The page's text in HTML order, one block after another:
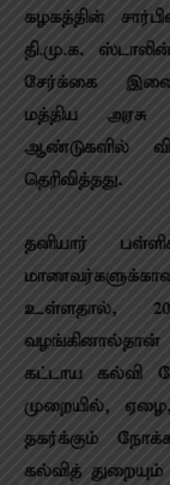
கழகத்தின்
தி.மு.க.
சேர்க்கை
மத்திய அரசு
ஆண்டுகளில்
தெரிவித்தது.
தனியார்
உள்ளதால்,
கட்டாய கல்வி
முறையில்,
தகர்க்கும்
கல்வித் துறையும்